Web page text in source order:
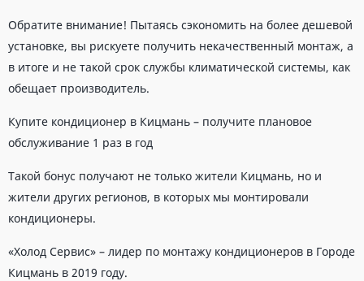
Обратите внимание! Пытаясь сэкономить на более дешевой
установке, вы рискуете получить некачественный монтаж, а
в итоге и не такой срок службы климатической системы, как
обещает производитель.
Купите кондиционер в Кицмань – получите плановое
обслуживание 1 раз в год
Такой бонус получают не только жители Кицмань, но и
жители других регионов, в которых мы монтировали
кондиционеры.
«Холод Сервис» – лидер по монтажу кондиционеров в Городе
Кицмань в 2019 году.